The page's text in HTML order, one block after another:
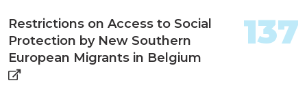
workshops, enz. Met de
‘buurtinitiatieven’ streven de
centra naar een positieve
houding bij de Belgische
Restrictions on Access to Social
Protection by New Southern
European Migrants in Belgium
137